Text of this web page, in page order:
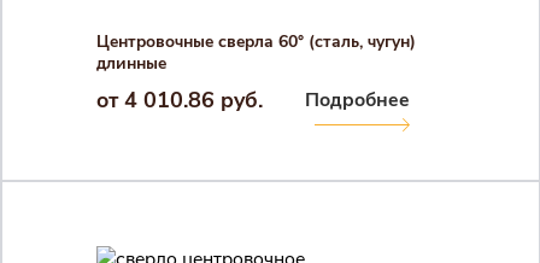
Центровочные сверла 60° (сталь, чугун)
длинные
от 4 010.86 руб. Подробнее